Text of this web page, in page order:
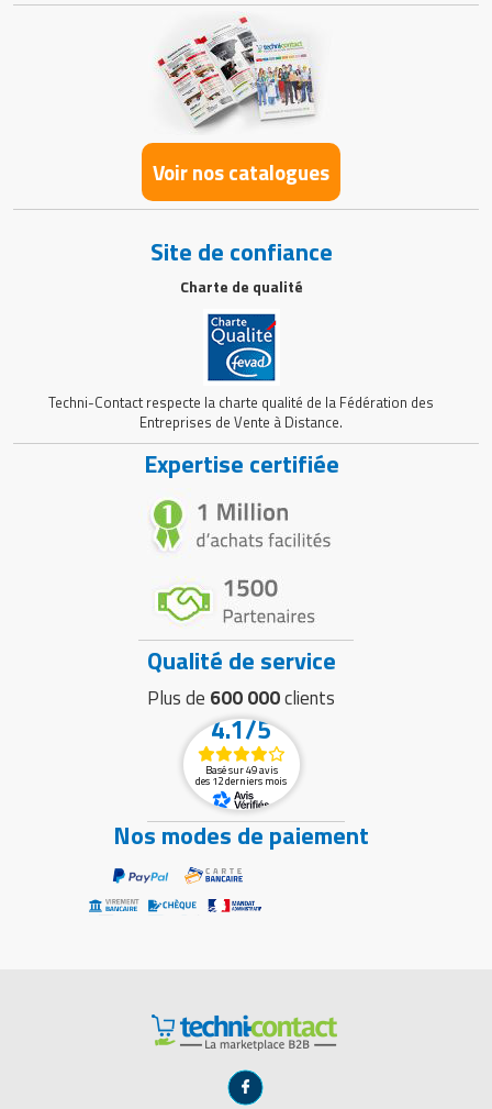
Voir nos catalogues
Site de confiance
Charte de qualité
Techni-Contact respecte la charte qualité de la Fédération des
Entreprises de Vente à Distance.
Expertise certifiée
Qualité de service
Plus de 600 000clients
4.1/5
Basé sur 49 avis
des 12 derniers mois
Nos modes de paiement